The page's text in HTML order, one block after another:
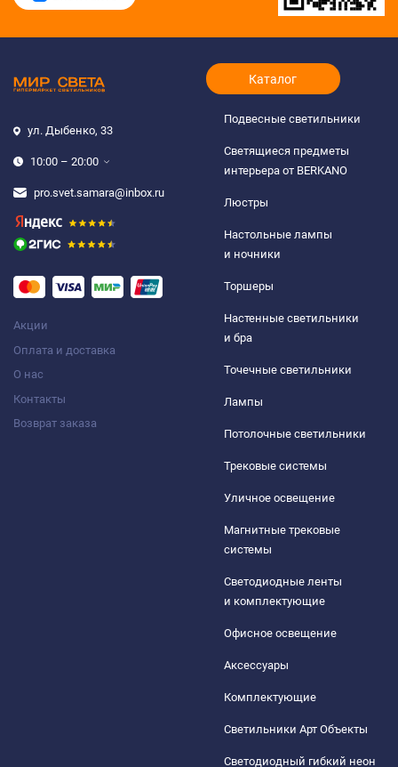
ул. Дыбенко, 33
10:00 – 20:00
pro.svet.samara@inbox.ru
Акции
Оплата и доставка
О нас
Контакты
Возврат заказа
Каталог
Подвесные светильники
Светящиеся предметы
интерьера от BERKANO
Люстры
Настольные лампы
и ночники
Торшеры
Настенные светильники
и бра
Точечные светильники
Лампы
Потолочные светильники
Трековые системы
Уличное освещение
Магнитные трековые
системы
Светодиодные ленты
и комплектующие
Офисное освещение
Аксессуары
Комплектующие
Светильники Арт Объекты
Светодиодный гибкий неон